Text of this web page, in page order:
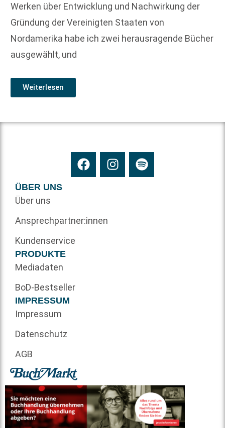
Werken über Entwicklung und Nachwirkung der
Gründung der Vereinigten Staaten von
Nordamerika habe ich zwei herausragende Bücher
ausgewählt, und
Weiterlesen
ÜBER UNS
Über uns
Ansprechpartner:innen
Kundenservice
PRODUKTE
Mediadaten
BoD-Bestseller
IMPRESSUM
Impressum
Datenschutz
AGB